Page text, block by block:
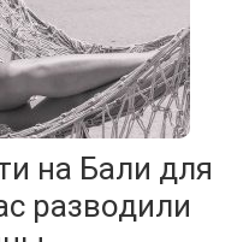
на Бали для
разводили